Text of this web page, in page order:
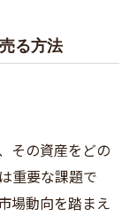
る方法
その資産をどの
重要な課題で
場動向を踏まえ